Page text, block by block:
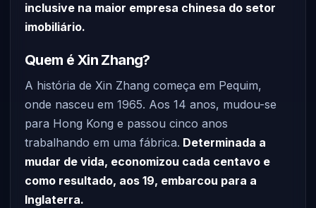
inclusive na maior empresa chinesa do setor
imobiliário.
Quem é Xin Zhang?
A história de Xin Zhang começa em Pequim,
onde nasceu em 1965. Aos 14 anos, mudou-se
para Hong Kong e passou cinco anos
trabalhando em uma fábrica. Determinada a
mudar de vida, economizou cada centavo e
como resultado, aos 19, embarcou para a
Inglaterra.